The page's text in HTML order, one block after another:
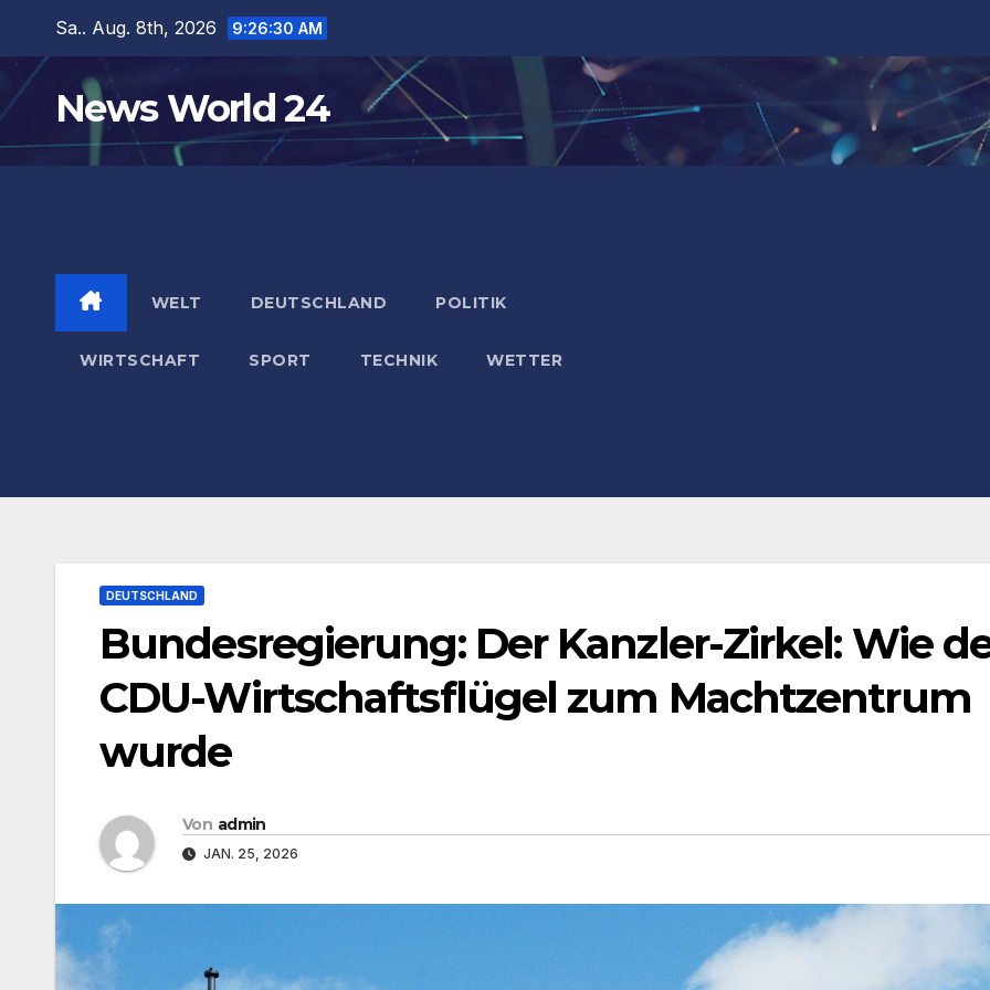
springen
Sa.. Aug. 8th, 2026 9:26:31 AM
News World 24
WELT DEUTSCHLAND POLITIK
WIRTSCHAFT SPORT TECHNIK WETTER
DEUTSCHLAND
Bundesregierung: Der Kanzler-Zirkel: Wie
CDU-Wirtschaftsflügel zum Machtzentrum
wurde
Von admin
JAN. 25, 2026